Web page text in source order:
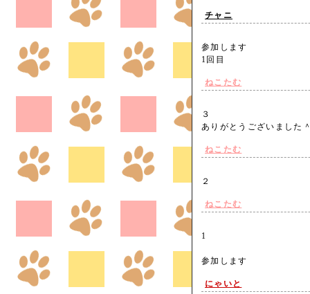
チャニ
参加します
1回目
ねこたむ
３
ありがとうございまし
ねこたむ
２
ねこたむ
1
参加します
にゃいと